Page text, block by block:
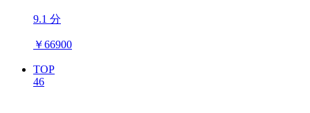
9.1 分
￥66900
TOP
46